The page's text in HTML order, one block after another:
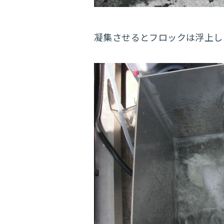
凝集させるとフロックは浮上